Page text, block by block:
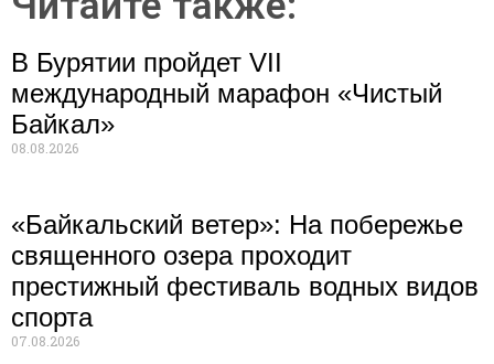
В Бурятии пройдет VII
международный марафон «Чистый
Байкал»
08.08.2026
«Байкальский ветер»: На побережье
священного озера проходит
престижный фестиваль водных видов
спорта
07.08.2026